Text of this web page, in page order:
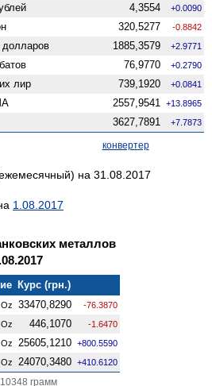
4,3554 +0.0090
320,5277 -0.8842
долларов 1885,3579 +2.9771
76,9770 +0.2790
лир 739,1920 +0.0841
2557,9541 +13.8965
3627,7891 +7.7873
конвертер
на 31.08.2017
1.08.2017
металлов
Курс (грн.)
Oz 33470,8290 -76.3870
Oz 446,1070 -1.6470
Oz 25605,1210 +800.5590
Oz 24070,3480 +410.6120
грамм